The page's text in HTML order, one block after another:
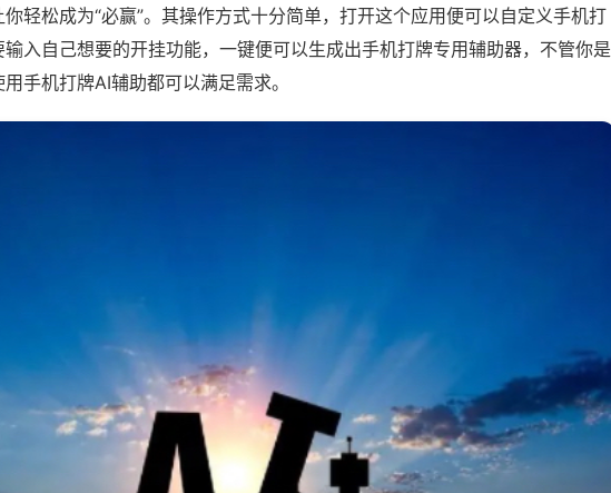
轻松成为“必赢”。其操作方式十分简单，打开这个应用便可以自定义手机打
入自己想要的开挂功能，一键便可以生成出手机打牌专用辅助器，不管你是
手机打牌AI辅助都可以满足需求。